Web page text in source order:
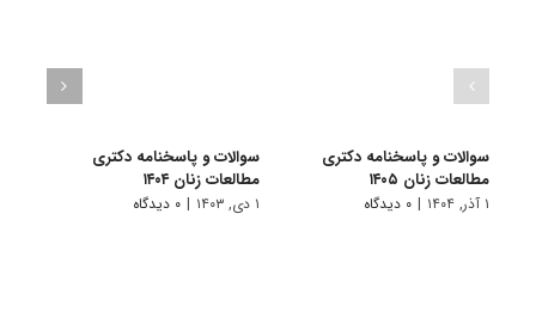
سوالات و پاسخنامه دکتری
مطالعات زنان ۱۴۰۵
۱ آذر, ۱۴۰۴ | ۰ دیدگاه
سوالات و پاسخنامه دکتری
مطالعات زنان ۱۴۰۴
۱ دی, ۱۴۰۳ | ۰ دیدگاه